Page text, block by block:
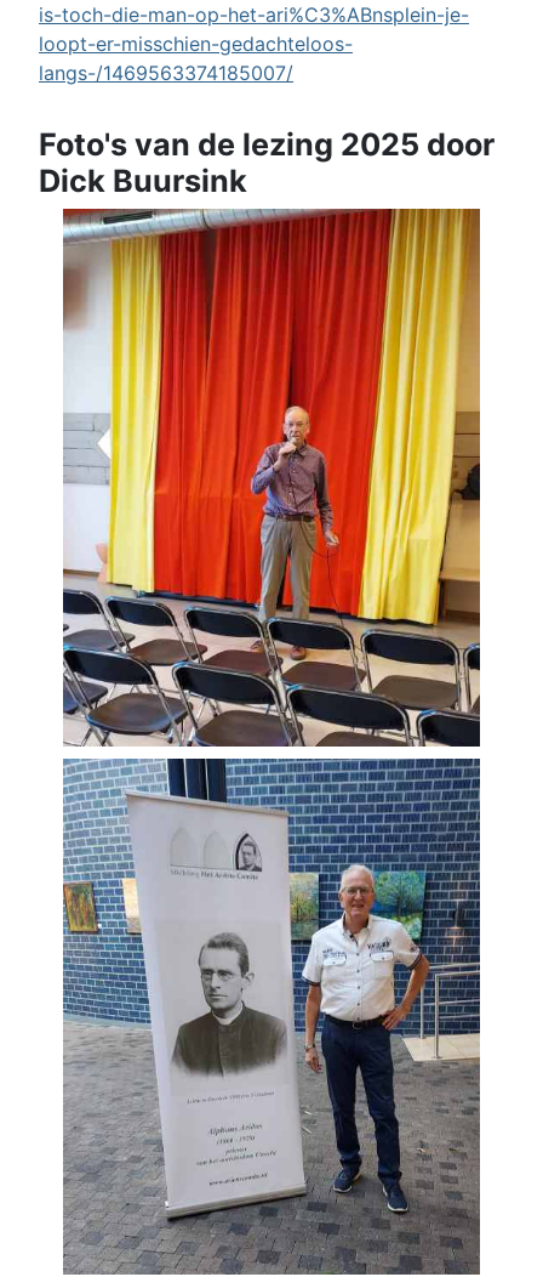
is-toch-die-man-op-het-ari%C3%ABnsplein-je-
loopt-er-misschien-gedachteloos-
langs-/1469563374185007/
Foto's van de lezing 2025 door
Dick Buursink